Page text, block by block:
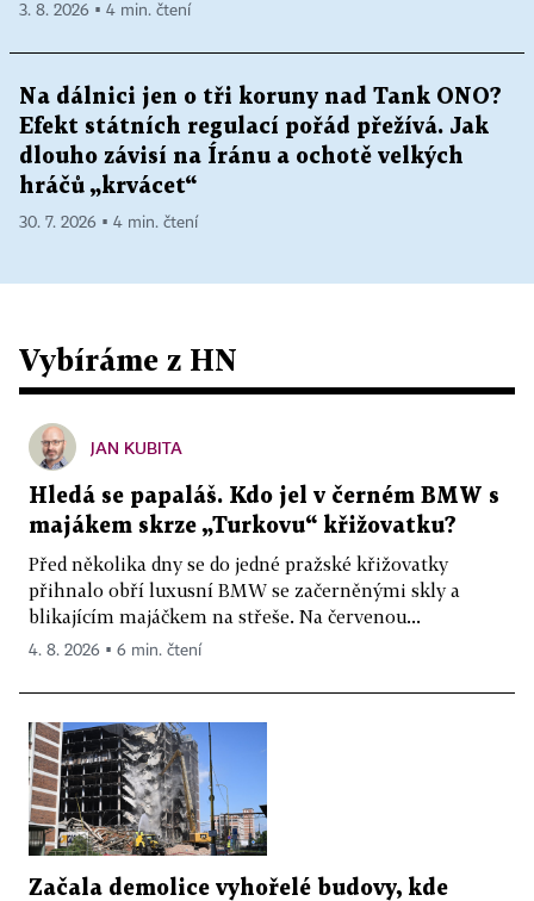
3. 8. 2026 ▪ 4 min. čtení
Na dálnici jen o tři koruny nad Tank ONO?
Efekt státních regulací pořád přežívá. Jak
dlouho závisí na Íránu a ochotě velkých
hráčů „krvácet“
30. 7. 2026 ▪ 4 min. čtení
Vybíráme z HN
JAN KUBITA
Hledá se papaláš. Kdo jel v černém BMW s
majákem skrze „Turkovu“ křižovatku?
Před několika dny se do jedné pražské křižovatky
přihnalo obří luxusní BMW se začerněnými skly a
blikajícím majáčkem na střeše. Na červenou...
4. 8. 2026 ▪ 6 min. čtení
Začala demolice vyhořelé budovy, kde